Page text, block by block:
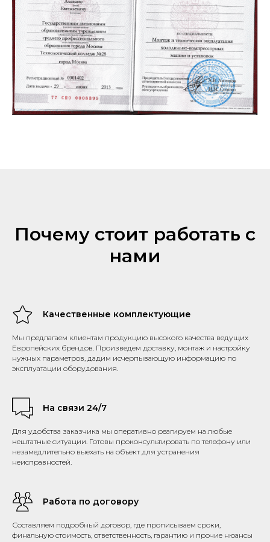
Почему стоит работать с
нами
Качественные комплектующие
Мы предлагаем клиентам продукцию высокого качества ведущих
Европейских брендов. Произведем доставку, монтаж и настройку
нужных параметров, дадим исчерпывающую информацию по
эксплуатации оборудования.
На связи 24/7
Для удобства заказчика мы оперативно реагируем на любые
нештатные ситуации. Готовы проконсультировать по телефону или
незамедлительно выехать на объект для устранения
неисправностей.
Работа по договору
Составляем подробный договор, где прописываем сроки,
финальную стоимость, ответственность, гарантию и прочие нюансы